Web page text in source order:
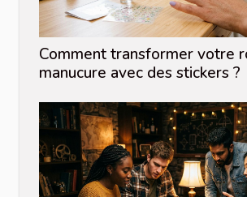
Comment transformer votre
manucure avec des stickers ?